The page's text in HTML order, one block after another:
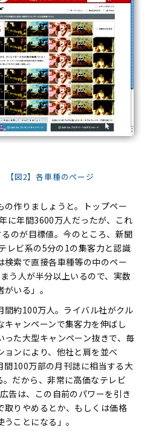
【図2】各車種のページ
の作りましょうと。トップペー
に年間3600万人だったが、これ
のが目標値。今のところ、新聞
レビ系の5分の1の集客力と認識
検索で直接各車種等の中のペー
う人が半分以上いるので、実数
いる」。
間約100万人。ライバル社がクル
ャンペーンで集客力を伸ばし
った大型キャンペーン抜きで、毎
ョンにより、他社と肩を並べ
間100万部の月刊誌に相当する大
。だから、非常に高価なテレビ
告は、この自前のパワーを引き
取りやめるとか、もしくは価格
ことになる」。